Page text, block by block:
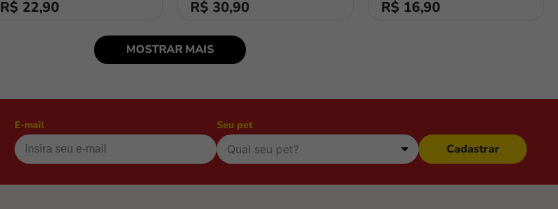
R$ 22,90 R$ 30,90 R$ 16,90
MOSTRAR MAIS
E-mail Seu pet
Cadastrar